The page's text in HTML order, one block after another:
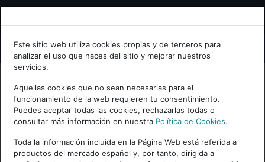
Bienvenid@ a psiquiatria.com
Escribe tu Email
Accede o regístrate con tu email.
Cancelar
Este sitio web utiliza cookies propias y de terceros para
analizar el uso que haces del sitio y mejorar nuestros
servicios.
Aquellas cookies que no sean necesarias para el
funcionamiento de la web requieren tu consentimiento.
Puedes aceptar todas las cookies, rechazarlas todas o
consultar más información en nuestra Política de Cookies.
Toda la información incluida en la Página Web está referida a
productos del mercado español y, por tanto, dirigida a